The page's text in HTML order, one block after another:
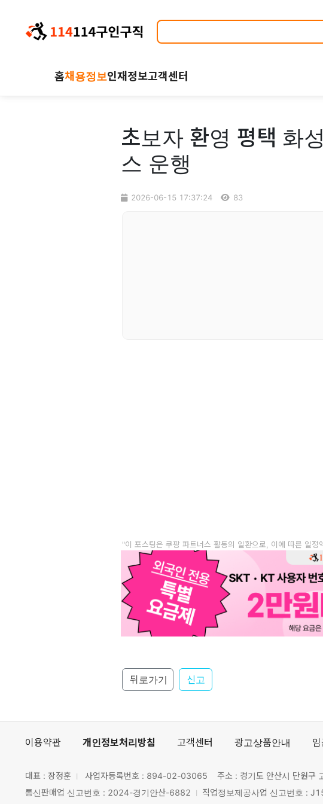
홈채용정보인재정보고객센터
초보자 환영 평택 화
스 운행
2026-06-15 17:37:24 83
"이 포스팅은 쿠팡 파트너스 활동의 일환으로, 이에 따른 일정
뒤로가기 신고
이용약관 개인정보처리방침 고객센터 광고상품안내
대표 : 장정훈 사업자등록번호 : 894-02-03065
주소 : 경기도 안산시 단원
통신판매업 신고번호 : 2024-경기안산-6882
직업정보제공사업 신고번호 :